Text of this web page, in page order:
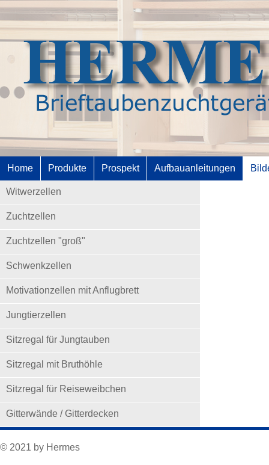
Home Produkte Prospekt Aufbauanleitungen
Witwerzellen
Zuchtzellen
Zuchtzellen "groß"
Schwenkzellen
Motivationzellen mit Anflugbrett
Jungtierzellen
Sitzregal für Jungtauben
Sitzregal mit Bruthöhle
Sitzregal für Reiseweibchen
Gitterwände / Gitterdecken
© 2021 by Hermes